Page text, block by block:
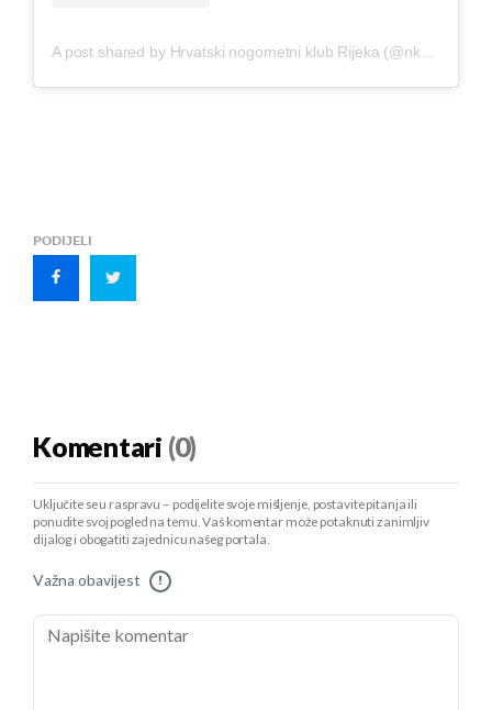
PODIJELI
Komentari (0)
Uključite se u raspravu – podijelite svoje mišljenje, postavite pitanja ili
ponudite svoj pogled na temu. Vaš komentar može potaknuti zanimljiv
dijalog i obogatiti zajednicu našeg portala.
Važna obavijest !